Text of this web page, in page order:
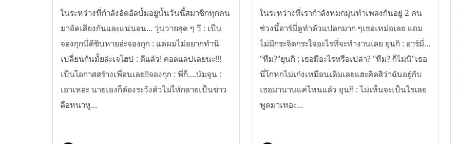
ในระหว่างที่กำลังอัดอัลบั้มอยู่นั้นวันนี้สมาชิกทุกคน
มาอัดเสียงกันและแน่นอน... วุ่นวายสุด ๆ วี : เป็น
จองกุกนี่ดีชิบหายอ่ะจองกุก : แต่ผมไม่อยากทำนิ
เปลี่ยนกันมั้ยล่ะเจโฮป : ดีแล้ว! คอลแลปเลยนะ!!!
เป็นโอกาสสร้างเพื่อนเลย!!จองกุก : พี่ก็....นัมจุน :
เอาเหอะ นายเองก็ต้องระวังตัวไม่ให้กลายเป็นข่าว
ลือหนาหู...
ในระหว่างที่เรากำลังหมกมุ่นทำเพลงกันอยู่ 2 คน
ช่วงนี้อาร์มี่ดูทำตัวแปลกมาก ๆเธอเหม่อเลย แถม
ไม่มีกระจิตกระใจอะไรที่จะทำงานเลย ยุนกิ : อาร์มี่...
"หืม?"ยุนกิ : เธอมีอะไรหรือเปล่า? "หืม? ก็ไม่นิ"เธอ
นี่โกหกไม่เก่งเหมือนเดิมเลยแฮะคิดสิว่าฉันอยู่กับ
เธอมานานแค่ไหนแล้ว ยุนกิ : ไม่เห็นจะเป็นไรเลย
พูดมาเหอะ...